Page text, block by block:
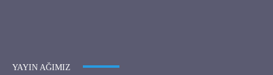
YAYIN AĞIMIZ